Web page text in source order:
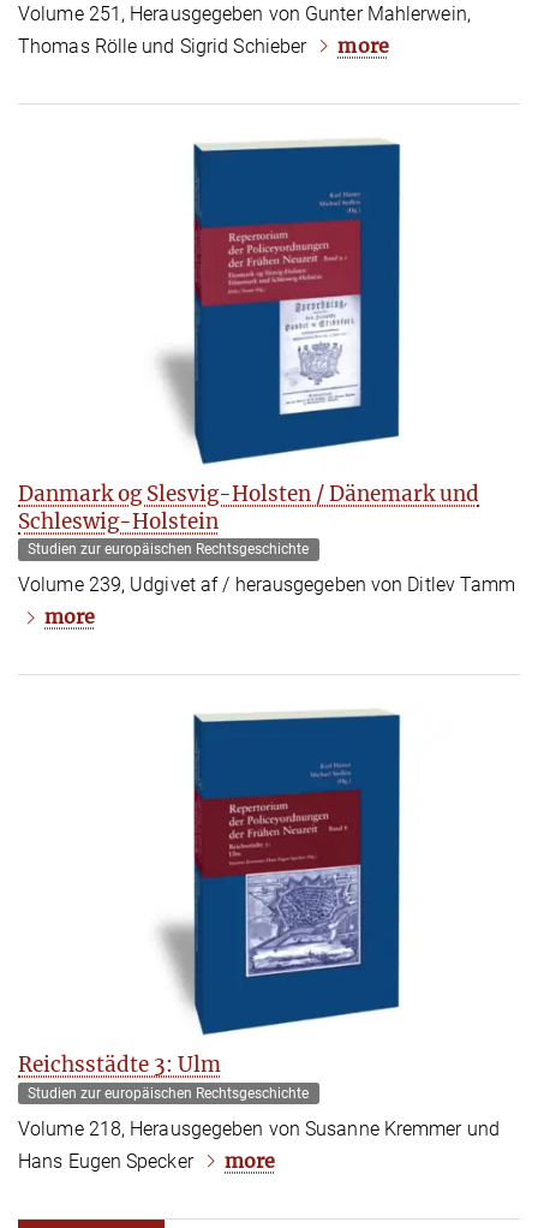
Volume 251, Herausgegeben von Gunter Mahlerwein,
Thomas Rölle und Sigrid Schieber
more
Danmark og Slesvig-Holsten / Dänemark und
Schleswig-Holstein
Studien zur europäischen Rechtsgeschichte
Volume 239, Udgivet af / herausgegeben von Ditlev Tamm
more
Reichsstädte 3: Ulm
Studien zur europäischen Rechtsgeschichte
Volume 218, Herausgegeben von Susanne Kremmer und
Hans Eugen Specker
more